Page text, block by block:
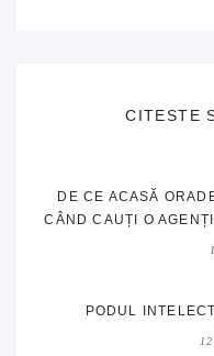
CITESTE
DE CE ACASĂ
CÂND CAUȚI O
PODUL